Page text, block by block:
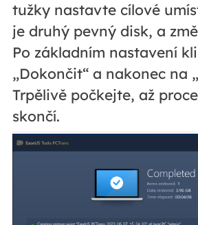
tužky nastavte cílové
je druhý pevný disk, a
Po základním nastavení
„Dokončit“ a nakonec na
Trpělivě počkejte, až
skončí.